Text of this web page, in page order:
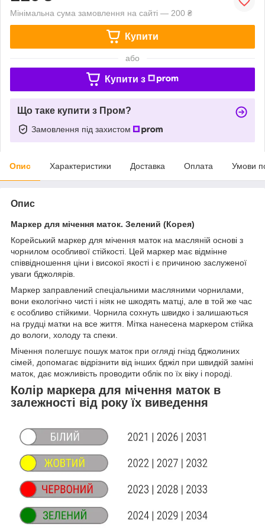
Мінімальна сума замовлення на сайті — 200 ₴
Купити
або
Купити з
Що таке купити з Пром?
Замовлення під захистом
Опис Характеристики Доставка Оплата Умови
Опис
Маркер для мічення маток. Зелений (Корея)
Корейський маркер для мічення маток на масляній основі з
чорнилом особливої стійкості. Цей маркер має відмінне
співвідношення ціни і високої якості і є причиною заслуженої
уваги бджолярів.
Маркер заправлений спеціальними масляними чорнилами,
вони екологічно чисті і ніяк не шкодять матці, але в той же час
є особливо стійкими. Чорнила сохнуть швидко і залишаються
на грудці матки на все життя. Мітка нанесена маркером стійка
до вологи, холоду та спеки.
Мічення полегшує пошук маток при огляді гнізд бджолиних
сімей, допомагає відрізнити від інших бджіл при швидкій заміні
маток, дає можливість проводити облік по їх віку і породі.
Колір маркера для мічення маток в
залежності від року їх виведення